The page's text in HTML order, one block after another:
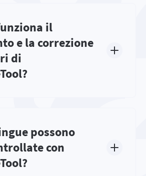
il
e la correzione
di
possono
con